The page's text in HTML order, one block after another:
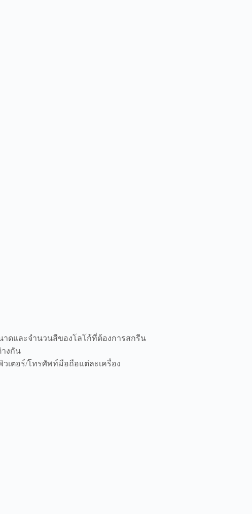
ดและจำนวนสีของโลโก้ที่ต้องการสกรีน
งกัน
เตอร์/โทรศัพท์มือถือแต่ละเครื่อง